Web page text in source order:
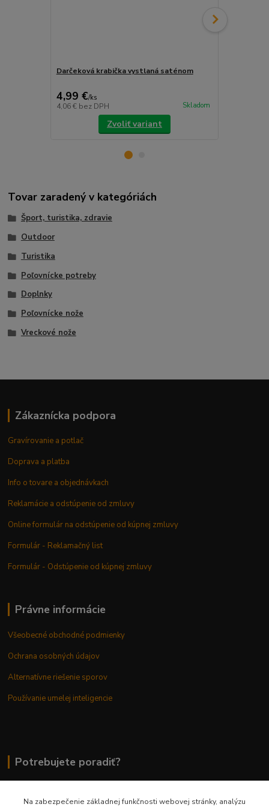
Darčeková krabička vystlaná saténom
4,99 €/ks
4,06 € bez DPH Skladom
Zvoliť variant
Tovar zaradený v kategóriách
Šport, turistika, zdravie
Outdoor
Turistika
Poľovnícke potreby
Doplnky
Poľovnícke nože
Vreckové nože
Zákaznícka podpora
Gravírovanie a potlač
Doprava a platba
Info o tovare a objednávkach
Reklamácie a odstúpenie od zmluvy
Online formulár na odstúpenie od kúpnej zmluvy
Formulár - Reklamačný list
Formulár - Odstúpenie od kúpnej zmluvy
Právne informácie
Všeobecné obchodné podmienky
Ochrana osobných údajov
Alternatívne riešenie sporov
Používanie umelej inteligencie
Potrebujete poradiť?
Na zabezpečenie základnej funkčnosti webovej stránky, analýzu